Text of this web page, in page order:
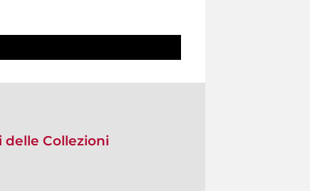
delle Collezioni